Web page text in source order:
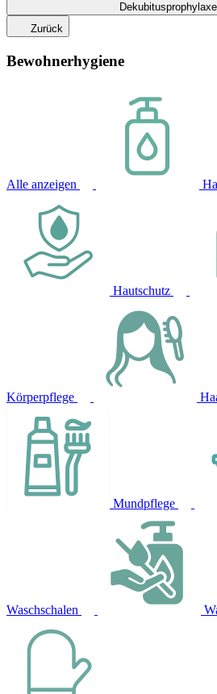
Dekubitusprophylaxe
Zurück
Bewohnerhygiene
Alle anzeigen
Hautschutz
Körperpflege
Mundpflege
Waschschalen